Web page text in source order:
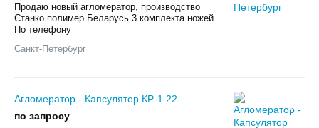
Продаю новый агломератор, производство
Станко полимер Беларусь 3 комплекта ножей.
По телефону
Санкт-Петербург
Агломератор - Капсулятор КР-1.22
по запросу